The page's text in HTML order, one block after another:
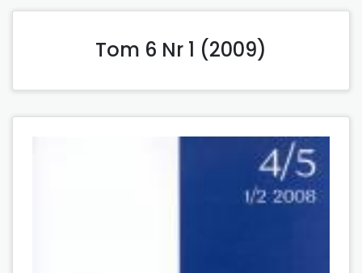
Tom 6 Nr 1 (2009)